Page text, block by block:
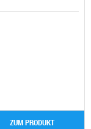
ZUM PRODUKT